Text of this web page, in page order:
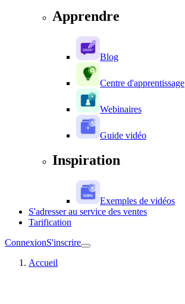
Apprendre
Blog
Centre d'apprentissage
Webinaires
Guide vidéo
Inspiration
Exemples de vidéos
S'adresser au service des ventes
Tarification
ConnexionS'inscrire
Accueil